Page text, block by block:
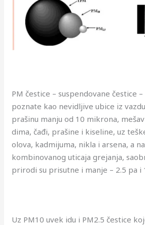
PM čestice – suspendovane čestice
poznate kao nevidljive ubice iz
prašinu manju od 10 mikrona,
dima, čađi, prašine i kiseline, uz
olova, kadmijuma, nikla i arsena, a
kombinovanog uticaja grejanja,
prirodi su prisutne i manje – 2.5 pa i
Uz PM10 uvek idu i PM2.5 čestice